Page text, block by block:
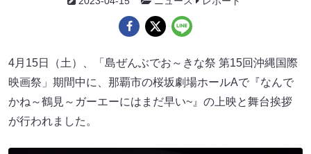
4月15日（土）、「島ぜんぶでお～きな祭 第15回沖縄国際
映画祭」期間中に、那覇市の桜坂劇場ホールAで『なんで
かね～鶴見～ガーエーにはまだ早い~』の上映と舞台挨拶
が行われました。